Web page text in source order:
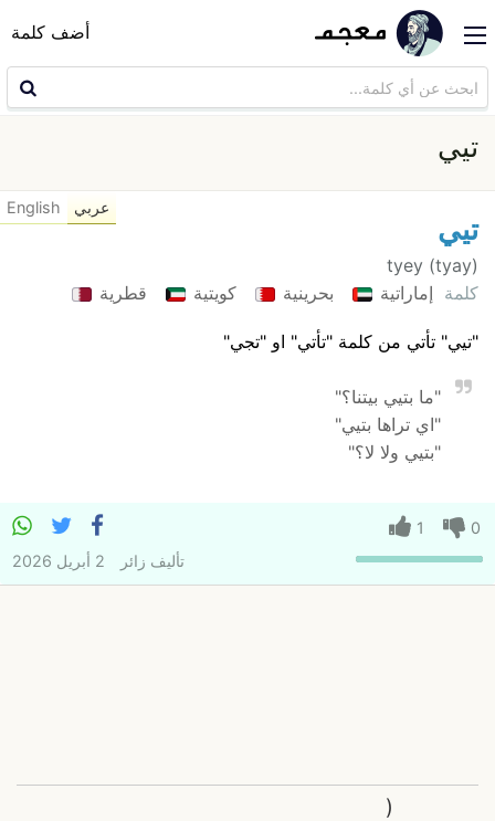
أضف كلمة
تيي
تيي
tyey (tyay)
كلمة إماراتية بحرينية كويتية قطرية
"تيي" تأتي من كلمة "تأتي" او "تجي"
"ما بتيي بيتنا؟"
"اي تراها بتيي"
"بتيي ولا لا؟"
عربي English
0
1
تأليف زائر 2 أبريل 2026
(